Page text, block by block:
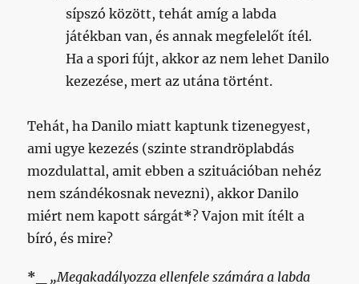
sípszó között, tehát amíg a labda
játékban van, és annak megfelelőt ítél.
Ha a spori fújt, akkor az nem lehet Danilo
kezezése, mert az utána történt.
Tehát, ha Danilo miatt kaptunk tizenegyest,
ami ugye kezezés (szinte strandröplabdás
mozdulattal, amit ebben a szituációban nehéz
nem szándékosnak nevezni), akkor Danilo
miért nem kapott sárgát*? Vajon mit ítélt a
bíró, és mire?
*_
„Megakadályozza ellenfele számára a labda